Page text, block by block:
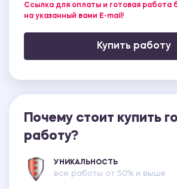
Ссылка для оплаты и готовая работа
на указанный вами E-mail!
Купить работу
Почему стоит купить
работу?
УНИКАЛЬНОСТЬ
все работы от 50% и выше